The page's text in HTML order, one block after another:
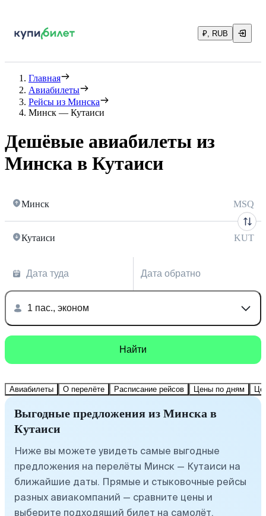
₽, RUB
Главная
Авиабилеты
Рейсы из Минска
Минск — Кутаиси
Дешёвые авиабилеты из
Минска в Кутаиси
Минск MSQ
Кутаиси KUT
Дата туда Дата обратно
1 пас., эконом
Найти
Авиабилеты О перелёте Расписание рейсов Цены по дням
Выгодные предложения из Минска в
Кутаиси
Ниже вы можете увидеть самые выгодные
предложения на перелёты Минск — Кутаиси на
ближайшие даты. Прямые и стыковочные рейсы
разных авиакомпаний — сравните цены и
выберите подходящий билет на самолёт.